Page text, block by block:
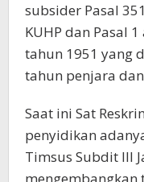
subsider Pasal
KUHP dan Pasal
tahun 1951 yang
tahun penjara
Saat ini Sat
penyidikan
Timsus Subdit III